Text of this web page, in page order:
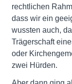
rechtlichen
dass wir ein
wussten auch,
Trägerschaft
oder
zwei Hürden.